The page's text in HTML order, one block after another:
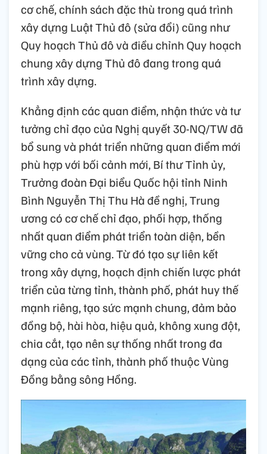
cơ chế, chính sách đặc thù trong quá trình
xây dựng Luật Thủ đô (sửa đổi) cũng như
Quy hoạch Thủ đô và điều chỉnh Quy hoạch
chung xây dựng Thủ đô đang trong quá
trình xây dựng.
Khẳng định các quan điểm, nhận thức và tư
tưởng chỉ đạo của Nghị quyết 30-NQ/TW đã
bổ sung và phát triển những quan điểm mới
phù hợp với bối cảnh mới, Bí thư Tỉnh ủy,
Trưởng đoàn Đại biểu Quốc hội tỉnh Ninh
Bình Nguyễn Thị Thu Hà đề nghị, Trung
ương có cơ chế chỉ đạo, phối hợp, thống
nhất quan điểm phát triển toàn diện, bền
vững cho cả vùng. Từ đó tạo sự liên kết
trong xây dựng, hoạch định chiến lược phát
triển của từng tỉnh, thành phố, phát huy thế
mạnh riêng, tạo sức mạnh chung, đảm bảo
đồng bộ, hài hòa, hiệu quả, không xung đột,
chia cắt, tạo nên sự thống nhất trong đa
dạng của các tỉnh, thành phố thuộc Vùng
Đồng bằng sông Hồng.